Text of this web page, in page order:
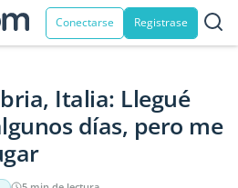
Conectarse Registrase
Italia: Llegué
días, pero me